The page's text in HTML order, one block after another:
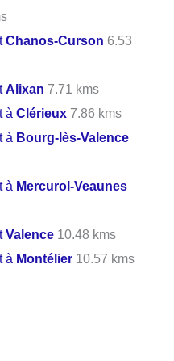
Chanos-Curson 6.53
Alixan 7.71 kms
àClérieux 7.86 kms
à Bourg-lès-Valence
à Mercurol-Veaunes
Valence 10.48 kms
à Montélier 10.57 kms